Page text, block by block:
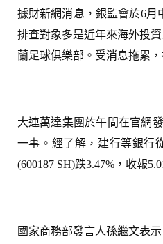
據財新網消息，銀監會於6月
排查對象多是近年來海外投
蘭足球俱樂部。受消息拖累
大連萬達集團於午間在官網
一事。經了解，建行等銀行
(600187 SH)跌3.47%，收報
國家商務部發言人孫繼文表